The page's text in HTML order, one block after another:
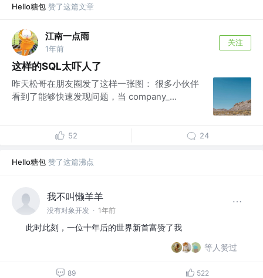
Hello糖包 赞了这篇文章
江南一点雨
1年前
关注
这样的SQL太吓人了
昨天松哥在朋友圈发了这样一张图： 很多小伙伴
看到了能够快速发现问题，当 company_...
52 24
Hello糖包 赞了这篇沸点
我不叫懒羊羊
没有对象开发 · 1年前
此时此刻，一位十年后的世界新首富赞了我
等人赞过
89 522